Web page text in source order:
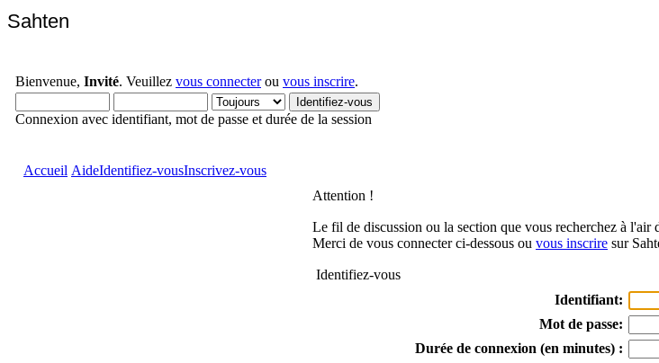
Sahten
Bienvenue, Invité. Veuillez vous connecterou vous inscrire.
Connexion avec identifiant, mot de passe et durée de la session
Accueil AideIdentifiez-vousInscrivez-vous
Attention !
Le fil de discussion ou la section que vous recherchez à l'air
Merci de vous connecter ci-dessous ou vous inscrire sur
Identifiez-vous
Identifiant:
Mot de passe:
Durée de connexion (en minutes) :